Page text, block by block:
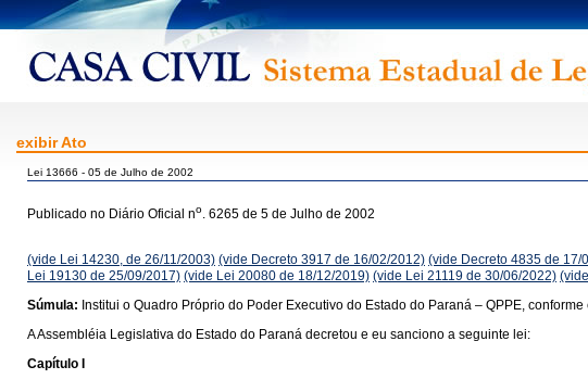
exibir Ato
Lei 13666 - 05 de Julho de 2002
Publicado no Diário Oficial no. 6265 de 5 de Julho de 2002
(vide Lei 14230, de 26/11/2003) (vide Decreto 3917 de 16/02/2012) (vide Decreto 4835 de 17/
Lei 19130 de 25/09/2017) (vide Lei 20080 de 18/12/2019) (vide Lei 21119 de 30/06/2022)
Súmula: Institui o Quadro Próprio do Poder Executivo do Estado do Paraná – QPPE,
A Assembléia Legislativa do Estado do Paraná decretou e eu sanciono a seguinte lei:
Capítulo I